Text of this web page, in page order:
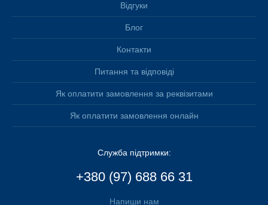
Відгуки
Блог
Контакти
Питання та відповіді
Як оплатити замовлення за реквізитами
Як оплатити замовлення онлайн
Служба підтримки:
+380 (97) 688 66 31
Напиши нам